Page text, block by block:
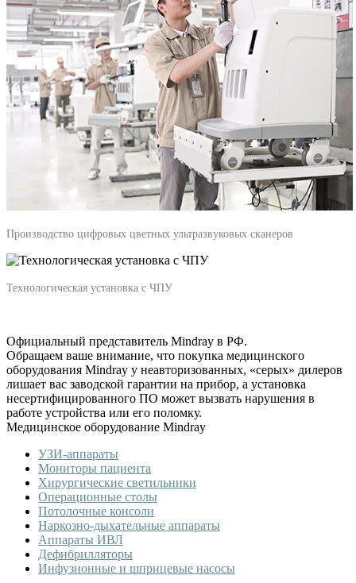
Производство цифровых цветных ультразвуковых сканеров
Технологическая установка с ЧПУ
Официальный представитель Mindray в РФ.
Обращаем ваше внимание, что покупка медицинского
оборудования Mindray у неавторизованных, «серых» дилеров
лишает вас заводской гарантии на прибор, а установка
несертифицированного ПО может вызвать нарушения в
работе устройства или его поломку.
Медицинское оборудование Mindray
УЗИ-аппараты
Мониторы пациента
Хирургические светильники
Операционные столы
Потолочные консоли
Наркозно-дыхательные аппараты
Аппараты ИВЛ
Дефибрилляторы
Инфузионные и шприцевые насосы